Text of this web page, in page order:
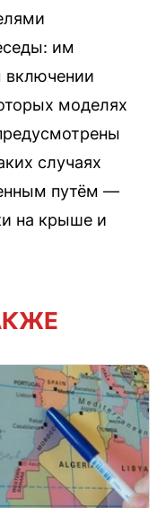
им
включении
моделях
случаях
путём —
на крыше и